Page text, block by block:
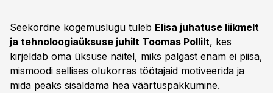
Seekordne kogemuslugu tuleb Elisa juhatuse liikmelt
ja tehnoloogiaüksuse juhilt Toomas Pollilt, kes
kirjeldab oma üksuse näitel, miks palgast enam ei piisa,
mismoodi sellises olukorras töötajaid motiveerida ja
mida peaks sisaldama hea väärtuspakkumine.